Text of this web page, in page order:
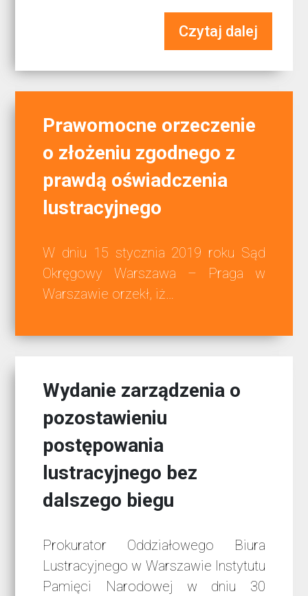
Czytaj dalej
Prawomocne orzeczenie
o złożeniu zgodnego z
prawdą oświadczenia
lustracyjnego
W dniu 15 stycznia 2019 roku Sąd
Okręgowy Warszawa – Praga w
Warszawie orzekł, iż…
Wydanie zarządzenia o
pozostawieniu
postępowania
lustracyjnego bez
dalszego biegu
Prokurator Oddziałowego Biura
Lustracyjnego w Warszawie Instytutu
Pamięci Narodowej w dniu 30